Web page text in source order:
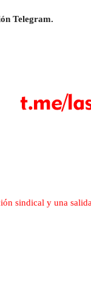
Telegram.
sindical y una